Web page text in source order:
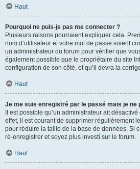
Haut
Pourquoi ne puis-je pas me connecter ?
Plusieurs raisons pourraient expliquer cela.
nom d’utilisateur et votre mot de passe soient
un administrateur du forum pour vérifier que
également possible que le propriétaire du site
configuration de son côté, et qu’il devra la
Haut
Je me suis enregistré par le passé mais je ne
Il est possible qu’un administrateur ait
effet, il est courant de supprimer régulièrement
pour réduire la taille de la base de données. Si
ré-enregistrer et soyez plus investi sur le forum.
Haut